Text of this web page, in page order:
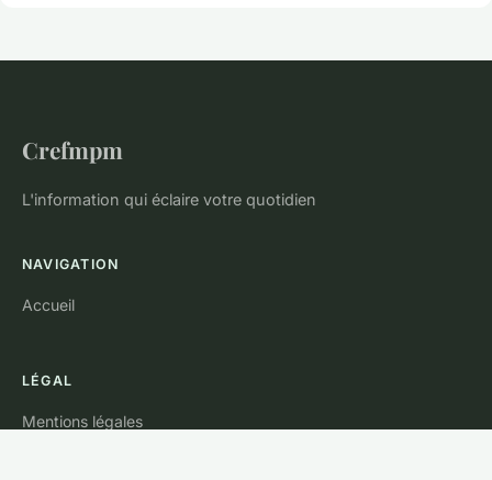
Crefmpm
L'information qui éclaire votre quotidien
NAVIGATION
Accueil
LÉGAL
Mentions légales